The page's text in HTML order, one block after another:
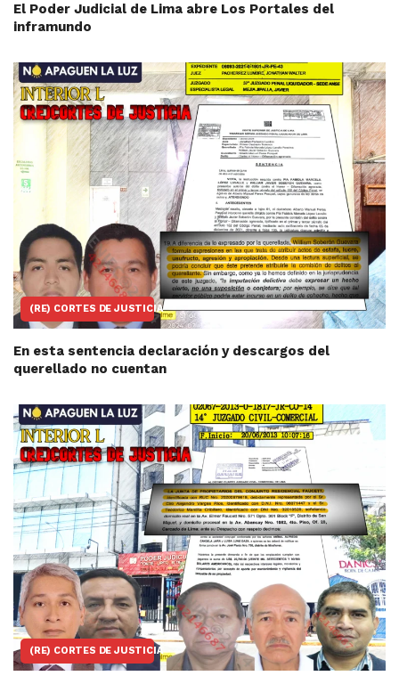
El Poder Judicial de Lima abre Los Portales del
inframundo
(RE) CORTES DE JUSTICIA
En esta sentencia declaración y descargos del
querellado no cuentan
(RE) CORTES DE JUSTICIA